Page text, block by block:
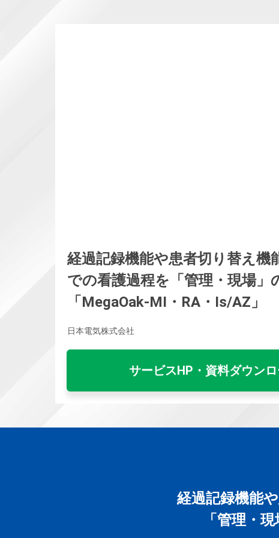
経過記録機能や患者切り替え機
での看護過程を「管理・現場」
「MegaOak-MI・RA・Is/AZ」
日本電気株式会社
サービスHP・資料ダウンロ
経過記録機能
「管理・